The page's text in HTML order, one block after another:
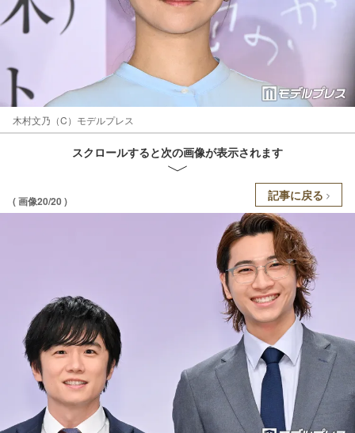
木村文乃（C）モデルプレス
スクロールすると次の画像が表示されます
( 画像20/20 ) 記事に戻る